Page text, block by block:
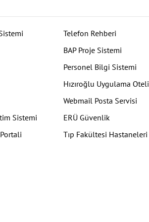
Telefon Rehberi
BAP Proje Sistemi
Personel Bilgi Sistemi
Hızıroğlu Uygulama Oteli
Webmail Posta Servisi
Sistemi
ERÜ Güvenlik
Tıp Fakültesi Hastaneleri